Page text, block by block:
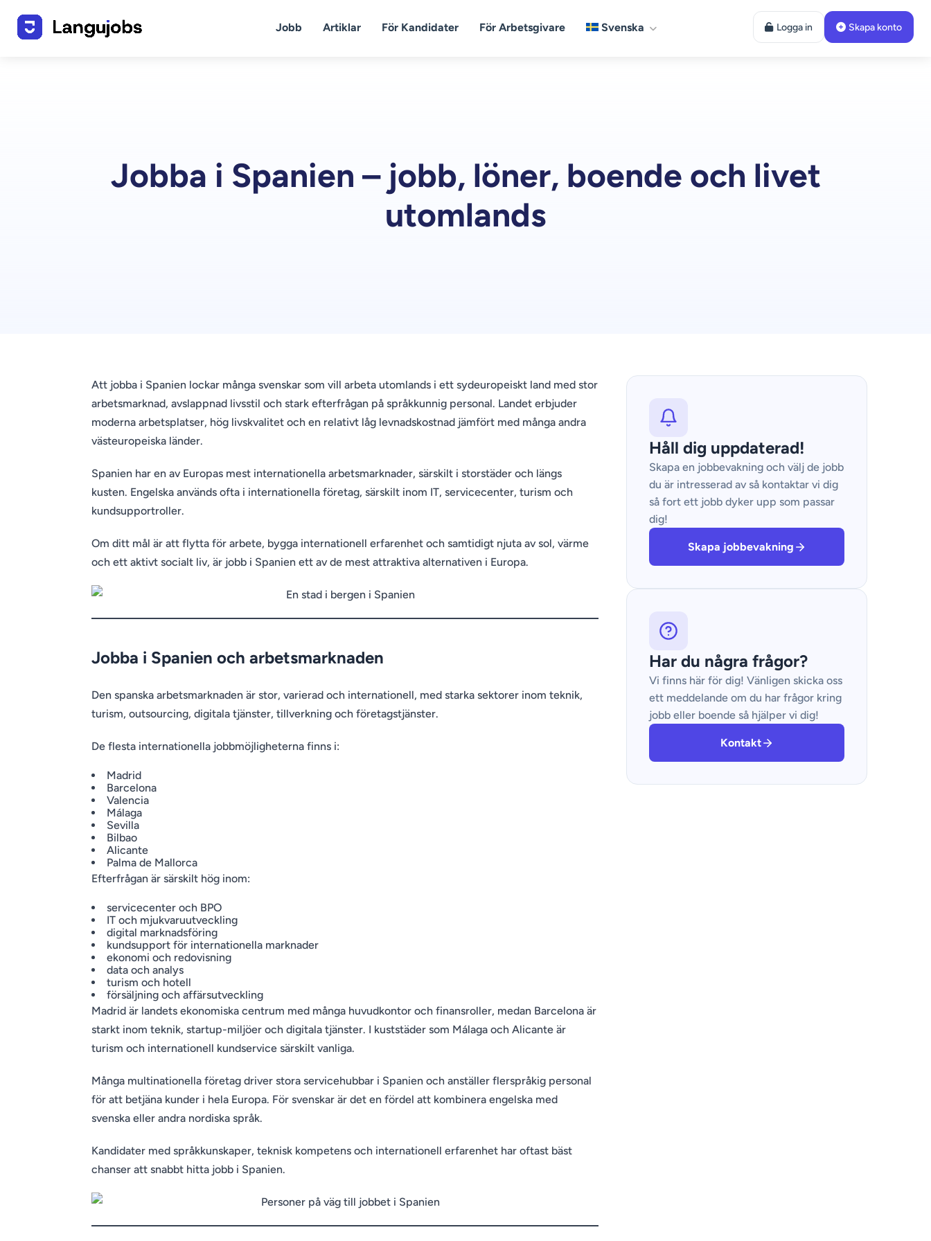
Jobb Artiklar För Kandidater För Arbetsgivare Svenska Logga in Skapa konto
Jobba i Spanien – jobb, löner, boende och livet
utomlands
Att jobba i Spanien lockar många svenskar som vill arbeta utomlands i ett sydeuropeiskt land med stor
arbetsmarknad, avslappnad livsstil och stark efterfrågan på språkkunnig personal. Landet erbjuder
moderna arbetsplatser, hög livskvalitet och en relativt låg levnadskostnad jämfört med många andra
västeuropeiska länder.
Spanien har en av Europas mest internationella arbetsmarknader, särskilt i storstäder och längs
kusten. Engelska används ofta i internationella företag, särskilt inom IT, servicecenter, turism och
kundsupportroller.
Om ditt mål är att flytta för arbete, bygga internationell erfarenhet och samtidigt njuta av sol, värme
och ett aktivt socialt liv, är jobb i Spanien ett av de mest attraktiva alternativen i Europa.
Jobba i Spanien och arbetsmarknaden
Den spanska arbetsmarknaden är stor, varierad och internationell, med starka sektorer inom teknik,
turism, outsourcing, digitala tjänster, tillverkning och företagstjänster.
De flesta internationella jobbmöjligheterna finns i:
Madrid
Barcelona
Valencia
Málaga
Sevilla
Bilbao
Alicante
Palma de Mallorca
Efterfrågan är särskilt hög inom:
servicecenter och BPO
IT och mjukvaruutveckling
digital marknadsföring
kundsupport för internationella marknader
ekonomi och redovisning
data och analys
turism och hotell
försäljning och affärsutveckling
Madrid är landets ekonomiska centrum med många huvudkontor och finansroller, medan Barcelona är
starkt inom teknik, startup-miljöer och digitala tjänster. I kuststäder som Málaga och Alicante är
turism och internationell kundservice särskilt vanliga.
Många multinationella företag driver stora servicehubbar i Spanien och anställer flerspråkig personal
för att betjäna kunder i hela Europa. För svenskar är det en fördel att kombinera engelska med
svenska eller andra nordiska språk.
Kandidater med språkkunskaper, teknisk kompetens och internationell erfarenhet har oftast bäst
chanser att snabbt hitta jobb i Spanien.
Håll dig uppdaterad!
Skapa en jobbevakning och välj de jobb
du är intresserad av så kontaktar vi dig
så fort ett jobb dyker upp som passar
dig!
Skapa jobbevakning
Har du några frågor?
Vi finns här för dig! Vänligen skicka oss
ett meddelande om du har frågor kring
jobb eller boende så hjälper vi dig!
Kontakt